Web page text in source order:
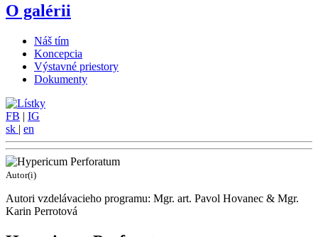
O galérii
Náš tím
Koncepcia
Výstavné priestory
Dokumenty
FB | IG
sk | en
Autor(i)
Autori vzdelávacieho programu: Mgr. art. Pavol Hovanec & Mgr.
Karin Perrotová